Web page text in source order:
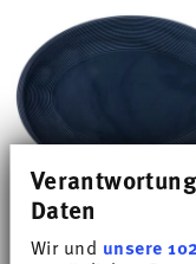
Daten
Wir und unsere
LOFT DEEP BLUE